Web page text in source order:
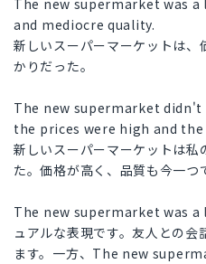
The new supermarket was
and mediocre quality.
新しいスーパーマーケットは、
かりだった。
The new supermarket
the prices were high and
新しいスーパーマーケットは私
た。価格が高く、品質も今一つ
The new supermarket was a
ュアルな表現です。友人との
ます。一方、The new